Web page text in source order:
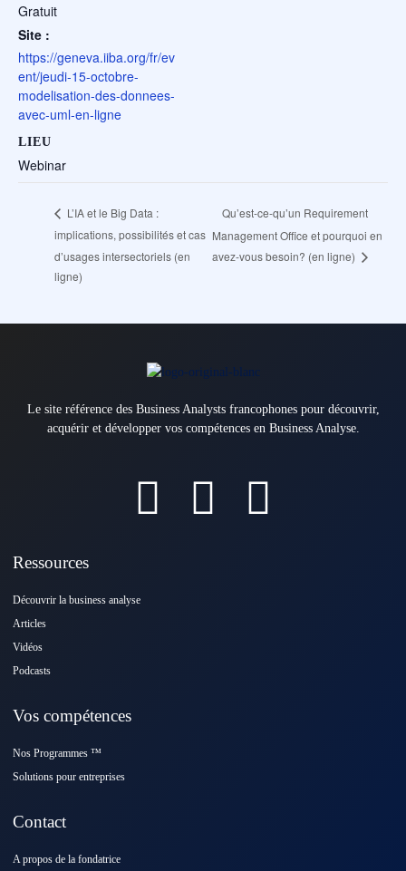
Gratuit
Site :
https://geneva.iiba.org/fr/ev
ent/jeudi-15-octobre-
modelisation-des-donnees-
avec-uml-en-ligne
LIEU
Webinar
L’IA et le Big Data :
implications, possibilités et cas
d’usages intersectoriels (en
ligne)
Qu’est-ce-qu’un Requirement
Management Office et pourquoi en
avez-vous besoin? (en ligne)
Le site référence des Business Analysts francophones pour découvrir,
acquérir et développer vos compétences en Business Analyse.
Ressources
Découvrir la business analyse
Articles
Vidéos
Podcasts
Vos compétences
Nos Programmes ™️
Solutions pour entreprises
Contact
A propos de la fondatrice